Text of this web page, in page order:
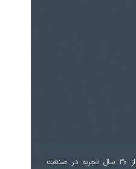
بازرگانی فولاد برابا با بیش از 30 سال تجربه در صنعت